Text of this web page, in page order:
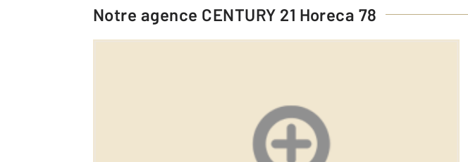
Notre agence CENTURY 21 Horeca 78